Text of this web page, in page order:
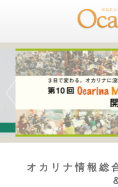
オカリナ情報総